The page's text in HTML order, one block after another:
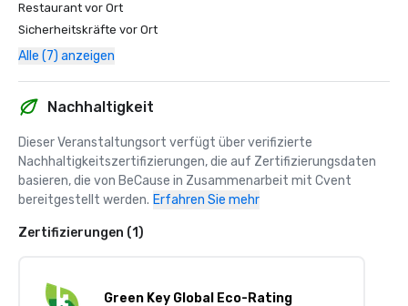
Restaurant vor Ort
Sicherheitskräfte vor Ort
Alle (7) anzeigen
Nachhaltigkeit
Dieser Veranstaltungsort verfügt über verifizierte
Nachhaltigkeitszertifizierungen, die auf Zertifizierungsdaten
basieren, die von BeCause in Zusammenarbeit mit Cvent
bereitgestellt werden. Erfahren Sie mehr
Zertifizierungen (1)
Green Key Global Eco-Rating